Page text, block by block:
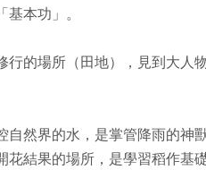
本功」。
的場所（田地），見到大人
自然界的水，是掌管降雨的神
結果的場所，是學習稻作基